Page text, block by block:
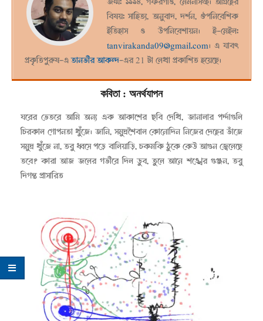
বিষয়: সাহিত্য, অনুবাদ, দর্শন, ঔপনিবেশিক
ইতিহাস ও উপনিবেশায়ন। ই-মেইল:
tanvirakanda09@gmail.com। এ যাবৎ
প্রকৃতিপুরুষ-এতানভীর আকন্দ-এর 21 টা লেখা প্রকাশিত হয়েছে।
কবিতা: অনর্থযাপন
ঘরের ভেতরে আমি অন্য এক আকাশের ছবি দেখি, জানালার পর্দ্দাগুলি
চিরকাল গোপনতা খুঁজে। জানি, সমুদ্রশৈবাল কোনোদিন নিজের দেহের ভাঁজে
সমুদ্র খুঁজে না, তবু ধ্বসে পড়ে বালিয়াড়ি, চকমকি ঠুকে কেউ আগুন জ্বেলেছে
তবে? কারা আজ জলের গভীরে দিল ডুব, তুলে আনে শঙ্খের গুঞ্জন, তবু
দিগন্ত প্রাসারিত